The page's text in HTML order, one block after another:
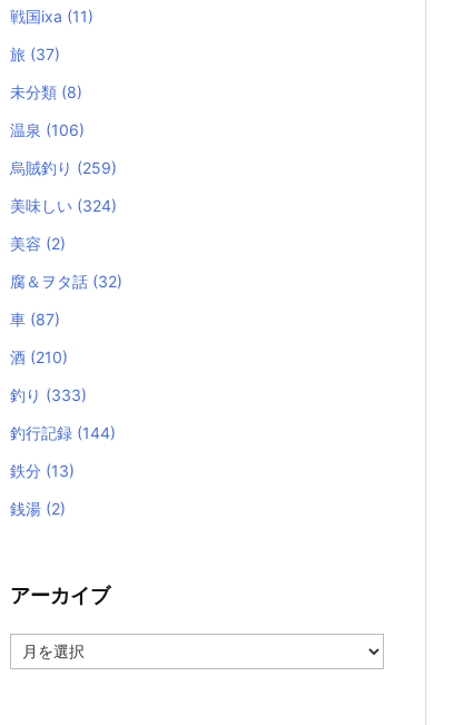
戦国ixa (11)
旅 (37)
未分類 (8)
温泉 (106)
烏賊釣り (259)
美味しい (324)
美容 (2)
腐＆ヲタ話 (32)
車 (87)
酒 (210)
釣り (333)
釣行記録 (144)
鉄分 (13)
銭湯 (2)
アーカイブ
ー